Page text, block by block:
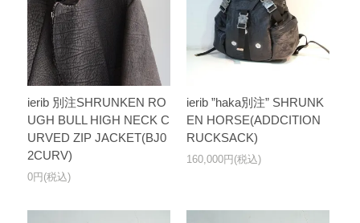
ierib 別注SHRUNKEN RO
UGH BULL HIGH NECK C
URVED ZIP JACKET(BJ0
2CURV)
0円(税込)
ierib ”haka別注” SHRUNK
EN HORSE(ADDCITION
RUCKSACK)
160,000円(税込)